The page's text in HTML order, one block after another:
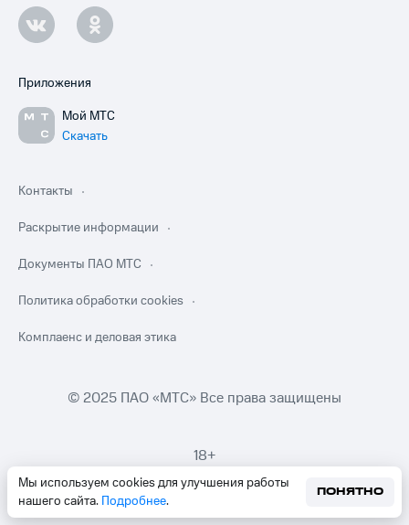
Мы используем cookies для улучшения работы
нашего сайта. Подробнее.
ПОНЯТНО
Приложения
Мой МТС
Скачать
Контакты
Раскрытие информации
Документы ПАО МТС
Политика обработки cookies
Комплаенс и деловая этика
© 2025 ПАО «МТС» Все права защищены
18+